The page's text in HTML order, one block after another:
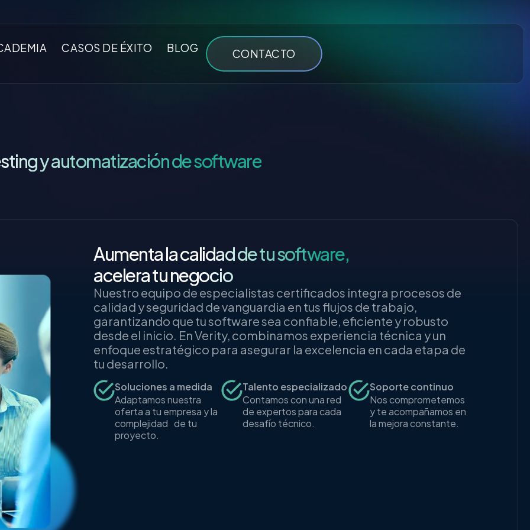
CASOS DE ÉXITO BLOG CONTACTO
y automatización de software
Optimizamos tu desarrollo,
acompañamos tu transformación digital
Nuestros expertos se enfocan en optimizar tus flujos de trabajo,
reducir la complejidad técnica y asegurar que cada línea de código
contribuya directamente al éxito de tu negocio. Modernizamos tus
procesos para que tu negocio lidere el futuro.
Integración sin
fricción
Te guiamos para
integrar nuevas
herramientas y
metodologías.
Reducción de costos
procesos, mejoramos
la eficiencia para
minimizar el gasto.
Agilidad en la entrega
acelerar el lanzamiento
de tus productos al
mercado.